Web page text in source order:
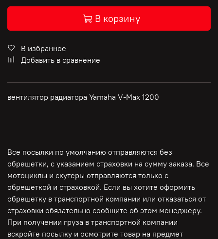
В корзину
В избранное
Добавить в сравнение
вентилятор радиатора Yamaha V-Max 1200
Все посылки по умолчанию отправляются без
обрешетки, с указанием страховки на сумму заказа. Все
мотоциклы и скутеры отправляются только с
обрешеткой и страховкой. Если вы хотите оформить
обрешетку в транспортной компании или отказаться от
страховки обязательно сообщите об этом менеджеру.
При получении груза в транспортной компании
вскройте посылку и осмотрите товар на предмет